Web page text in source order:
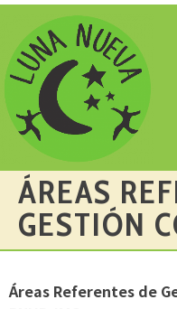
ÁREAS
GESTIÓN
Áreas Referentes de